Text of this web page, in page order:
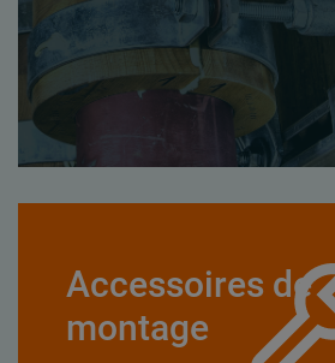
Accessoires de
montage